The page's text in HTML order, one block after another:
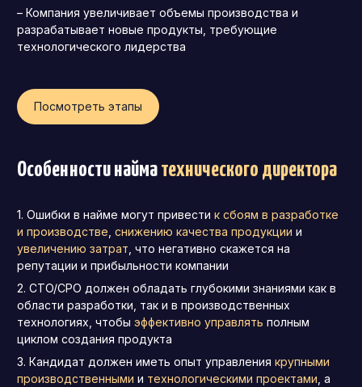
Мировой HR
Франшиза
– Компания увеличивает объемы производства и
разрабатывает новые продукты, требующие
технологического лидерства
Посмотреть этапы
Особенности найматехнического директора
Ошибки в найме могут привести к сбоям в разработке
и производстве снижению качества продукции и
увеличению затрат , что негативно скажется на
репутации и прибыльности компании
CTO/CPO должен обладать глубокими знаниями как в
области разработки, так и в производственных
технологиях, чтобы эффективно управлять полным
циклом создания продукта
Кандидат должен иметь опыт управления крупными
производственными и технологическими проектами , а